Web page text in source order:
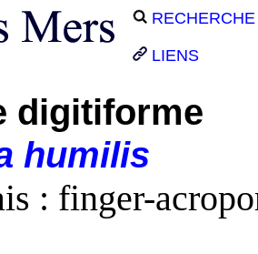
RECHERCHE
LIENS
digitiforme
humilis
: finger-